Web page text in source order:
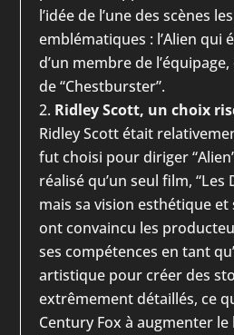
l’idée de l’une des scènes
emblématiques : l’Alien qui
d’un membre de
de “Chestburster”.
Ridley Scott, un choix
Ridley Scott était
fut choisi pour diriger
réalisé qu’un seul film, “Les
mais sa vision esthétique
ont convaincu les
ses compétences en tant
artistique pour créer des
extrêmement détaillés, ce
Century Fox à augmenter